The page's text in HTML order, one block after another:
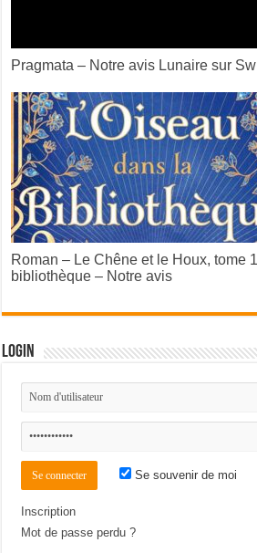
Pragmata – Notre avis Lunaire sur
Roman – Le Chêne et le Houx, tome
bibliothèque – Notre avis
Login
Se souvenir de moi
Inscription
Mot de passe perdu ?